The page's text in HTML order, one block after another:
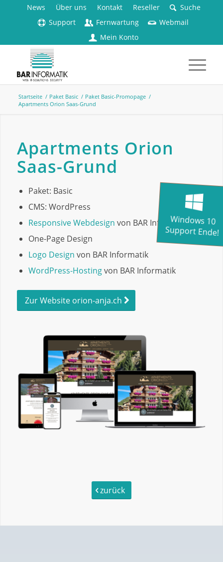
News Über uns Kontakt Reseller
Suche
Support
Fernwartung
Webmail
Mein Konto
Windows 10
Support Ende!
Startseite / Paket Basic / Paket Basic-Promopage /
Apartments Orion Saas-Grund
Apartments Orion
Saas-Grund
Paket: Basic
CMS: WordPress
Responsive Webdesign von BAR Informatik
One-Page Design
Logo Design von BAR Informatik
WordPress-Hostingvon BAR Informatik
Zur Website orion-anja.ch
zurück